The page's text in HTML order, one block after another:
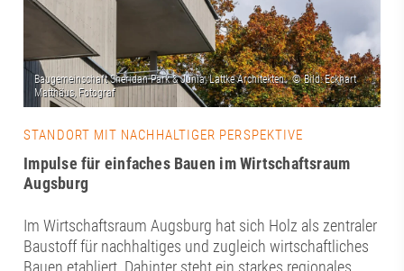
STANDORT MIT NACHHALTIGER PERSPEKTIVE
Impulse für einfaches Bauen im Wirtschaftsraum
Augsburg
Im Wirtschaftsraum Augsburg hat sich Holz als zentraler
Baustoff für nachhaltiges und zugleich wirtschaftliches
Bauen etabliert. Dahinter steht ein starkes regionales